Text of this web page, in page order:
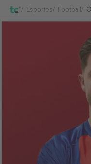
Esportes Football